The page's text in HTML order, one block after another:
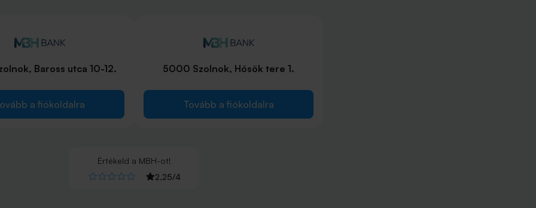
Baross utca 10-12.
a fiókoldalra
5000 Szolnok, Hősök tere 1.
Tovább a fiókoldalra
Értékeld a MBH-ot!
2,25/4